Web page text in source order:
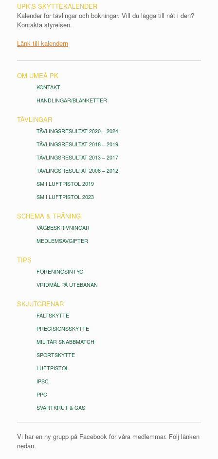
UPK’S SKYTTEKALENDER
Kalender för tävlingar och bokningar. Vill du lägga till nåt i den?
Kontakta styrelsen.
Länk till kalendern
OM UMEÅ PK
KONTAKT
HANDLINGAR/BLANKETTER
TÄVLINGAR
TÄVLINGSRESULTAT 2020 – 2024
TÄVLINGSRESULTAT 2018 – 2019
TÄVLINGSRESULTAT 2013 – 2017
TÄVLINGSRESULTAT 2008 – 2012
SM I LUFTPISTOL 2019
SM I LUFTPISTOL 2023
SCHEMA & TRÄNING
VÄGBESKRIVNINGAR
MEDLEMSAVGIFTER
TIPS
FÖRENINGSINTYG
VRIDMÅL PÅ UTEBANAN
SKJUTGRENAR
FÄLTSKYTTE
PRECISIONSSKYTTE
MILITÄR SNABBMATCH
SPORTSKYTTE
LUFTPISTOL
IPSC
PPC
SVARTKRUT & CAS
Vi har en ny grupp på Facebook för våra medlemmar. Följ länken
nedan.